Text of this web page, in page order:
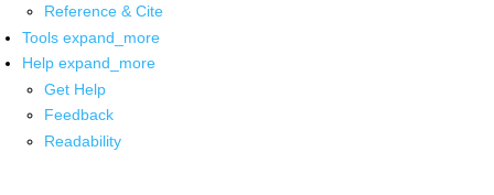
Reference & Cite
Tools expand_more
Help expand_more
Get Help
Feedback
Readability